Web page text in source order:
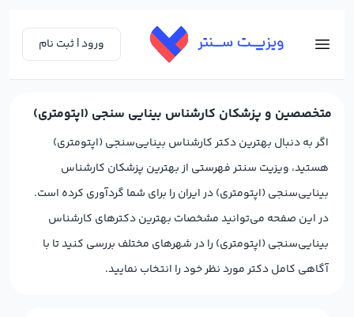
ورود | ثبت نام
متخصصین و پزشکان کارشناس بینایی سنجی (اپتومتری)
اگر به دنبال بهترین دکتر کارشناس بینایی‌سنجی (اپتومتری)
هستید، ویزیت سنتر فهرستی از بهترین پزشکان کارشناس
بینایی‌سنجی (اپتومتری) در ایران را برای شما گردآوری کرده است.
در این صفحه می‌توانید مشخصات بهترین دکترهای کارشناس
بینایی‌سنجی (اپتومتری) را در شهرهای مختلف بررسی کنید تا با
آگاهی کامل دکتر مورد نظر خود را انتخاب نمایید.